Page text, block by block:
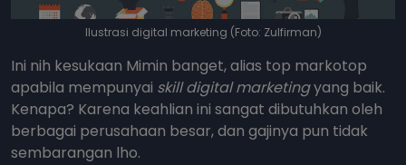
Ilustrasi digital marketing (Foto: Zulfirman)
Ini nih kesukaan Mimin banget, alias top markotop
apabila mempunyai skill digital marketingyang baik.
Kenapa? Karena keahlian ini sangat dibutuhkan oleh
berbagai perusahaan besar, dan gajinya pun tidak
sembarangan lho.